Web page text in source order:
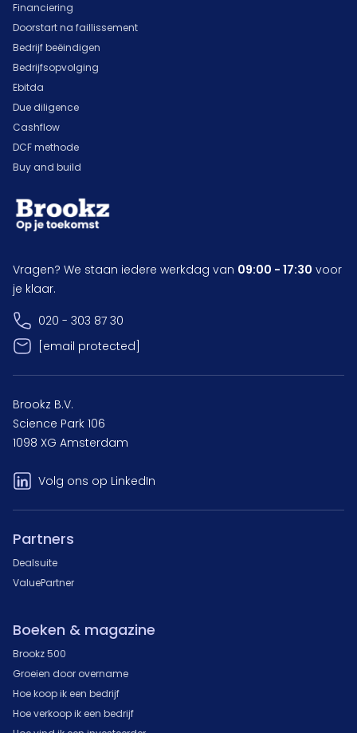
Financiering
Doorstart na faillissement
Bedrijf beëindigen
Bedrijfsopvolging
Ebitda
Due diligence
Cashflow
DCF methode
Buy and build
Vragen? We staan iedere werkdag van 09:00 - 17:30 voor
je klaar.
020 - 303 87 30
[email protected]
Brookz B.V.
Science Park 106
1098 XG Amsterdam
Volg ons op LinkedIn
Partners
Dealsuite
ValuePartner
Boeken & magazine
Brookz 500
Groeien door overname
Hoe koop ik een bedrijf
Hoe verkoop ik een bedrijf